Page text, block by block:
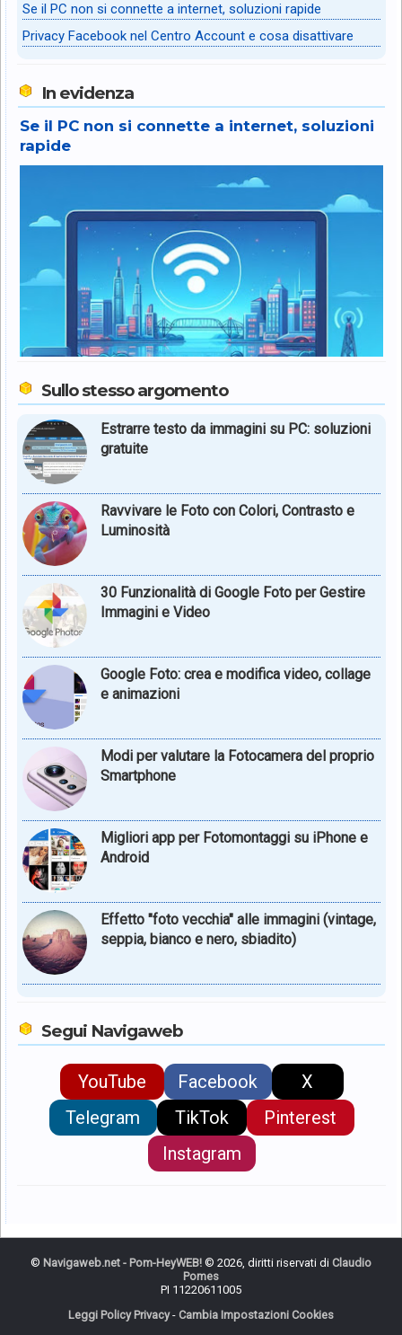
Se il PC non si connette a internet, soluzioni rapide
Privacy Facebook nel Centro Account e cosa disattivare
In evidenza
Se il PC non si connette a internet, soluzioni
rapide
Sullo stesso argomento
Estrarre testo da immagini su PC: soluzioni
gratuite
Ravvivare le Foto con Colori, Contrasto e
Luminosità
30 Funzionalità di Google Foto per Gestire
Immagini e Video
Google Foto: crea e modifica video, collage
e animazioni
Modi per valutare la Fotocamera del proprio
Smartphone
Migliori app per Fotomontaggi su iPhone e
Android
Effetto "foto vecchia" alle immagini (vintage,
seppia, bianco e nero, sbiadito)
Segui Navigaweb
YouTube Facebook
X
Telegram
TikTok
Pinterest
Instagram
© Navigaweb.net - Pom-HeyWEB! © 2026, diritti riservati di Claudio
Pomes
PI 11220611005
Leggi Policy Privacy- Cambia Impostazioni Cookies